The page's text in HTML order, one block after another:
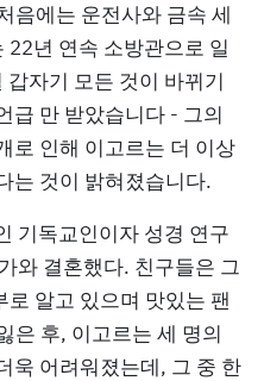
음에는 운전사와 금속 세
년 연속 소방관으로 일
자기 모든 것이 바뀌기
급 만 받았습니다 - 그의
로 인해 이고르는 더 이상
는 것이 밝혀졌습니다.
기독교인이자 성경 연구
와 결혼했다. 친구들은 그
알고 있으며 맛있는 팬
은 후, 이고르는 세 명의
욱 어려워졌는데, 그 중 한